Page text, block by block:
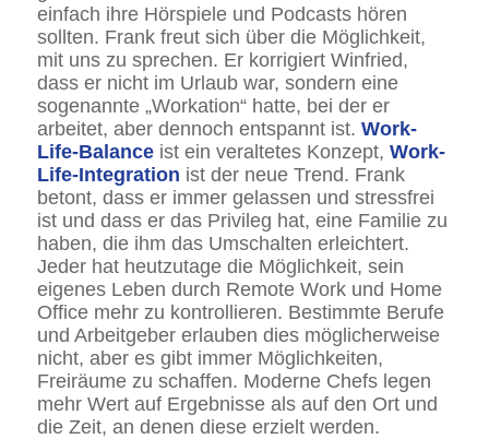
einfach ihre Hörspiele und Podcasts hören
sollten. Frank freut sich über die Möglichkeit,
mit uns zu sprechen. Er korrigiert Winfried,
dass er nicht im Urlaub war, sondern eine
sogenannte „Workation“ hatte, bei der er
arbeitet, aber dennoch entspannt ist. Work-
Life-Balanceist ein veraltetes Konzept, Work-
Life-Integration ist der neue Trend. Frank
betont, dass er immer gelassen und stressfrei
ist und dass er das Privileg hat, eine Familie zu
haben, die ihm das Umschalten erleichtert.
Jeder hat heutzutage die Möglichkeit, sein
eigenes Leben durch Remote Work und Home
Office mehr zu kontrollieren. Bestimmte Berufe
und Arbeitgeber erlauben dies möglicherweise
nicht, aber es gibt immer Möglichkeiten,
Freiräume zu schaffen. Moderne Chefs legen
mehr Wert auf Ergebnisse als auf den Ort und
die Zeit, an denen diese erzielt werden.